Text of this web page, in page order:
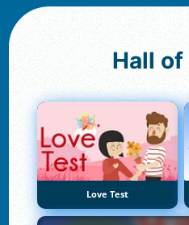
Hall of
Love Test